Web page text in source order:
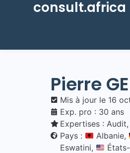
consult.africa
Pierre
Mis à jour le 16
Exp. pro : 30 ans
Expertises : Audit,
Pays :
Albanie,
Eswatini,